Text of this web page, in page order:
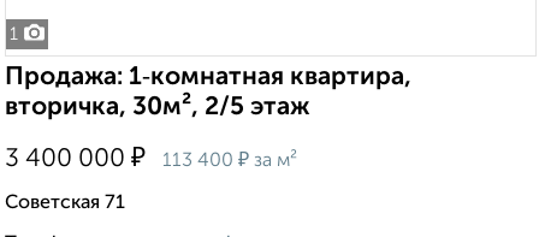
1
Продажа: 1‑комнатная квартира,
вторичка, 30м², 2/5 этаж
3 400 000 ₽ 113 400 ₽ за м²
Советская 71